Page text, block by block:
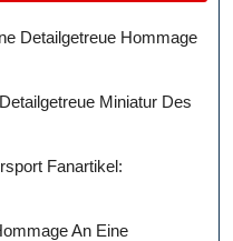
Detailgetreue Hommage
Miniatur Des
Fanartikel:
An Eine